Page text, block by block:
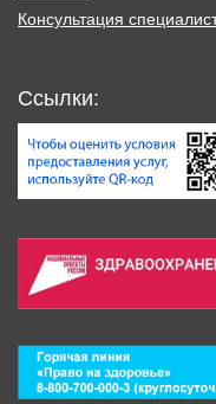
Консультация
Ссылки: